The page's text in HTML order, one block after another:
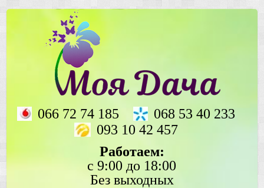
066 72 74 185
068 53 40 233
093 10 42 457
Работаем:
с 9:00 до 18:00
Без выходных